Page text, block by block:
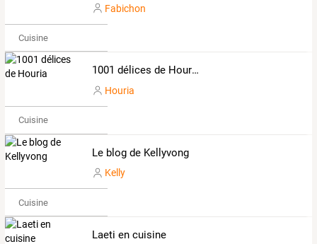
Fabichon
Cuisine
1001 délices de Houria
Houria
Cuisine
Le blog de Kellyvong
Kelly
Cuisine
Laeti en cuisine